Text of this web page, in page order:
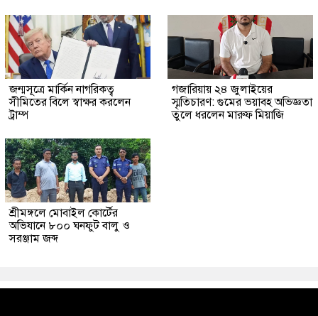
জন্মসূত্রে মার্কিন নাগরিকত্ব
সীমিতের বিলে স্বাক্ষর করলেন
ট্রাম্প
গজারিয়ায় ২৪ জুলাইয়ের
স্মৃতিচারণ: গুমের ভয়াবহ অভিজ্ঞতা
তুলে ধরলেন মারুফ মিয়াজি
শ্রীমঙ্গলে মোবাইল কোর্টের
অভিযানে ৮০০ ঘনফুট বালু ও
সরঞ্জাম জব্দ